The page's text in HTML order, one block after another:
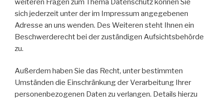
weiteren Fragen zum Thema Datenschutz können Sie
sich jederzeit unter der im Impressum angegebenen
Adresse an uns wenden. Des Weiteren steht Ihnen ein
Beschwerderecht bei der zuständigen Aufsichtsbehörde
zu.
Außerdem haben Sie das Recht, unter bestimmten
Umständen die Einschränkung der Verarbeitung Ihrer
personenbezogenen Daten zu verlangen. Details hierzu